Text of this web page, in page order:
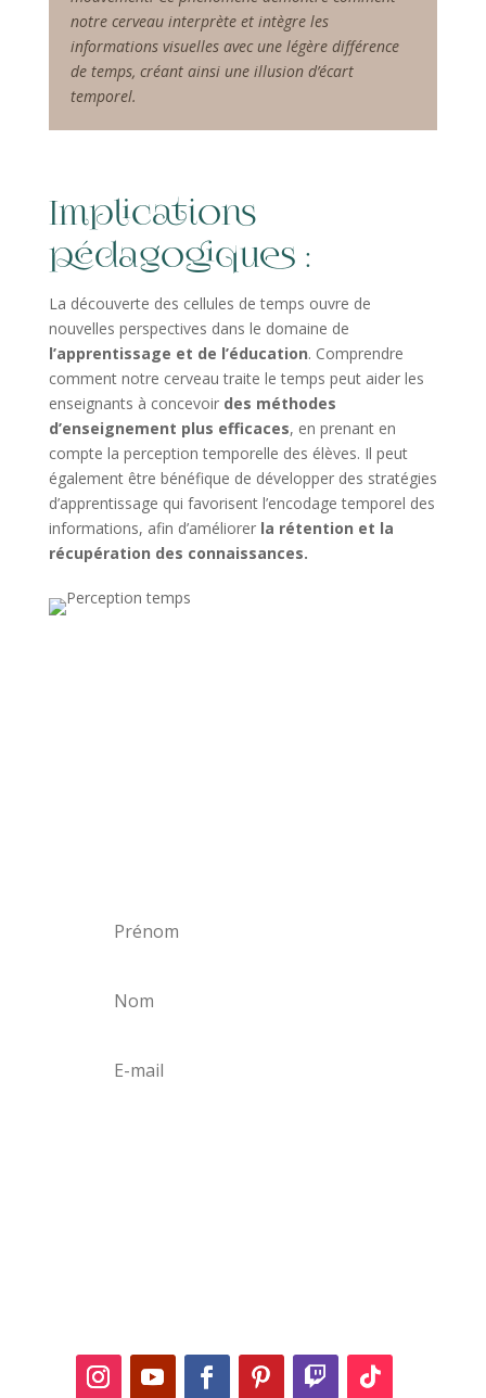
notre cerveau interprète et intègre les
informations visuelles avec une légère différence
de temps, créant ainsi une illusion d’écart
temporel.
Implications
pédagogiques :
La découverte des cellules de temps ouvre de
nouvelles perspectives dans le domaine de
l’apprentissage et de l’éducation. Comprendre
comment notre cerveau traite le temps peut aider les
enseignants à concevoirdes méthodes
d’enseignement plus efficaces, en prenant en
compte la perception temporelle des élèves. Il peut
également être bénéfique de développer des stratégies
d’apprentissage qui favorisent l’encodage temporel des
informations, afin d’améliorer la rétention et la
récupération des connaissances.